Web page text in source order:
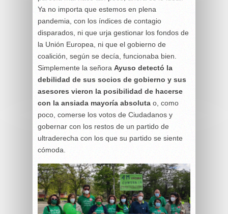
Ya no importa que estemos en plena
pandemia, con los índices de contagio
disparados, ni que urja gestionar los fondos de
la Unión Europea, ni que el gobierno de
coalición, según se decía, funcionaba bien.
Simplemente la señora Ayuso detectó la
debilidad de sus socios de gobierno y sus
asesores vieron la posibilidad de hacerse
con la ansiada mayoría absoluta o, como
poco, comerse los votos de Ciudadanos y
gobernar con los restos de un partido de
ultraderecha con los que su partido se siente
cómoda.